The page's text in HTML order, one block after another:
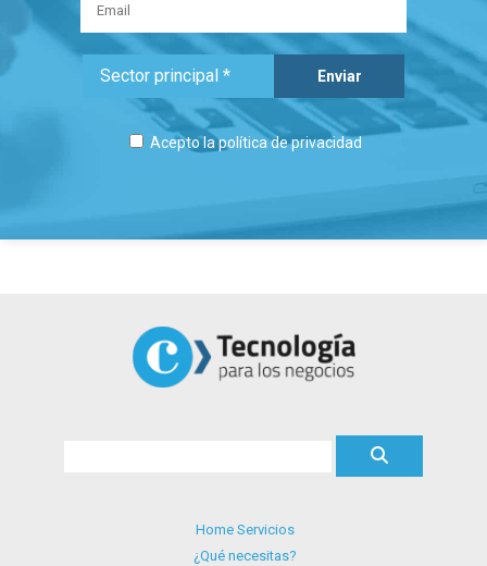
Acepto lapolítica de privacidad
Home Servicios
¿Qué necesitas?